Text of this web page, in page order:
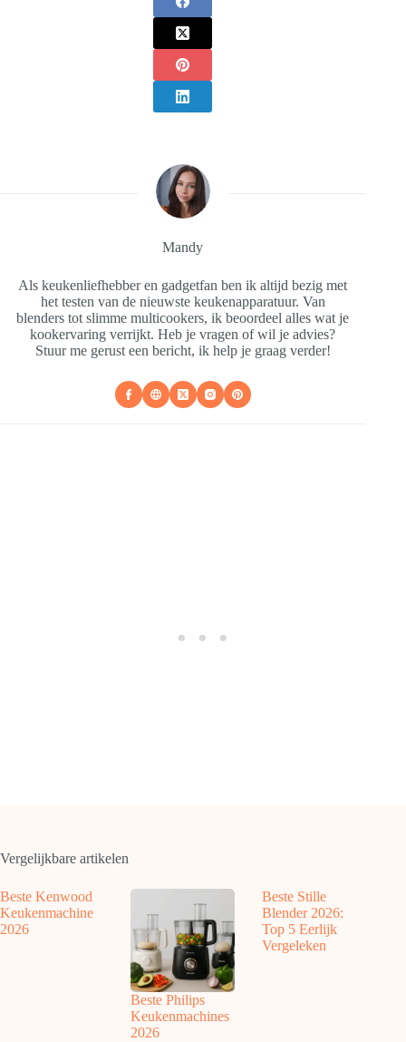
Mandy
Als keukenliefhebber en gadgetfan ben ik altijd bezig met
het testen van de nieuwste keukenapparatuur. Van
blenders tot slimme multicookers, ik beoordeel alles wat je
kookervaring verrijkt. Heb je vragen of wil je advies?
Stuur me gerust een bericht, ik help je graag verder!
Vergelijkbare artikelen
Beste Kenwood
Keukenmachine
2026
Beste Philips
Keukenmachines
2026
Beste Stille
Blender 2026:
Top 5 Eerlijk
Vergeleken